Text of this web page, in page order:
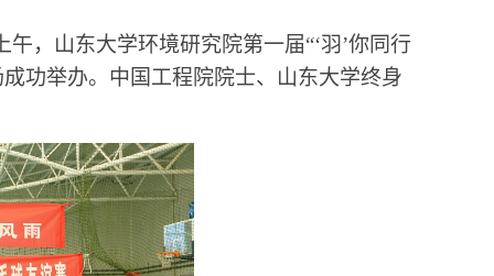
午，山东大学环境研究院第一届“‘羽’你同行
功举办。中国工程院院士、山东大学终身